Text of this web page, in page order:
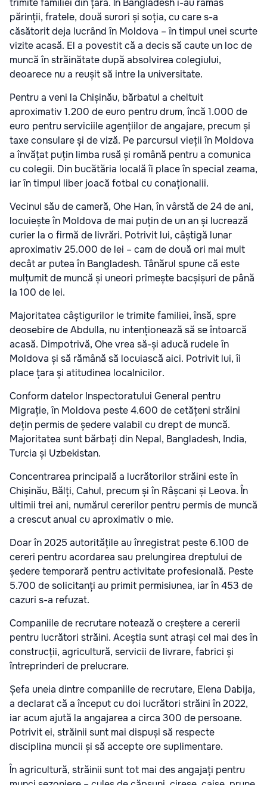
trimite familiei din țară. În Bangladesh i-au rămas
părinții, fratele, două surori și soția, cu care s-a
căsătorit deja lucrând în Moldova – în timpul unei scurte
vizite acasă. El a povestit că a decis să caute un loc de
muncă în străinătate după absolvirea colegiului,
deoarece nu a reușit să intre la universitate.
Pentru a veni la Chișinău, bărbatul a cheltuit
aproximativ 1.200 de euro pentru drum, încă 1.000 de
euro pentru serviciile agențiilor de angajare, precum și
taxe consulare și de viză. Pe parcursul vieții în Moldova
a învățat puțin limba rusă și română pentru a comunica
cu colegii. Din bucătăria locală îi place în special zeama,
iar în timpul liber joacă fotbal cu conaționalii.
Vecinul său de cameră, Ohe Han, în vârstă de 24 de ani,
locuiește în Moldova de mai puțin de un an și lucrează
curier la o firmă de livrări. Potrivit lui, câștigă lunar
aproximativ 25.000 de lei – cam de două ori mai mult
decât ar putea în Bangladesh. Tânărul spune că este
mulțumit de muncă și uneori primește bacșișuri de până
la 100 de lei.
Majoritatea câștigurilor le trimite familiei, însă, spre
deosebire de Abdulla, nu intenționează să se întoarcă
acasă. Dimpotrivă, Ohe vrea să-și aducă rudele în
Moldova și să rămână să locuiască aici. Potrivit lui, îi
place țara și atitudinea localnicilor.
Conform datelor Inspectoratului General pentru
Migrație, în Moldova peste 4.600 de cetățeni străini
dețin permis de ședere valabil cu drept de muncă.
Majoritatea sunt bărbați din Nepal, Bangladesh, India,
Turcia și Uzbekistan.
Concentrarea principală a lucrătorilor străini este în
Chișinău, Bălți, Cahul, precum și în Râșcani și Leova. În
ultimii trei ani, numărul cererilor pentru permis de muncă
a crescut anual cu aproximativ o mie.
Doar în 2025 autoritățile au înregistrat peste 6.100 de
cereri pentru acordarea sau prelungirea dreptului de
ședere temporară pentru activitate profesională. Peste
5.700 de solicitanți au primit permisiunea, iar în 453 de
cazuri s-a refuzat.
Companiile de recrutare notează o creștere a cererii
pentru lucrători străini. Aceștia sunt atrași cel mai des în
construcții, agricultură, servicii de livrare, fabrici și
întreprinderi de prelucrare.
Șefa uneia dintre companiile de recrutare, Elena Dabija,
a declarat că a început cu doi lucrători străini în 2022,
iar acum ajută la angajarea a circa 300 de persoane.
Potrivit ei, străinii sunt mai dispuși să respecte
disciplina muncii și să accepte ore suplimentare.
În agricultură, străinii sunt tot mai des angajați pentru